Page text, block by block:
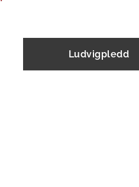
Ludvigpledd